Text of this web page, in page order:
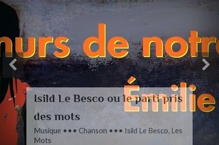
L’autre Mendelssohn
Musique ••• Classique ••• Fanny
Mendelssohn, Das Jahr